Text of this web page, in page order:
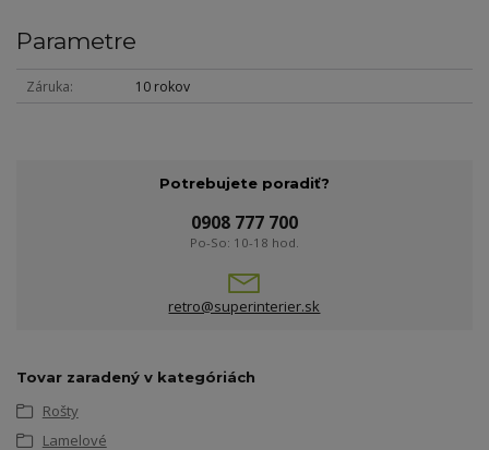
Parametre
Záruka 10 rokov
Potrebujete poradiť?
0908 777 700
Po-So: 10-18 hod.
retro@superinterier.sk
Tovar zaradený v kategóriách
Rošty
Lamelové